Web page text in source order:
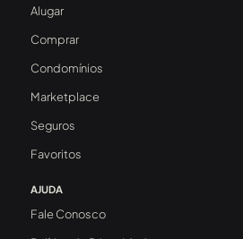
Alugar
Comprar
Condomínios
Marketplace
Seguros
Favoritos
AJUDA
Fale Conosco